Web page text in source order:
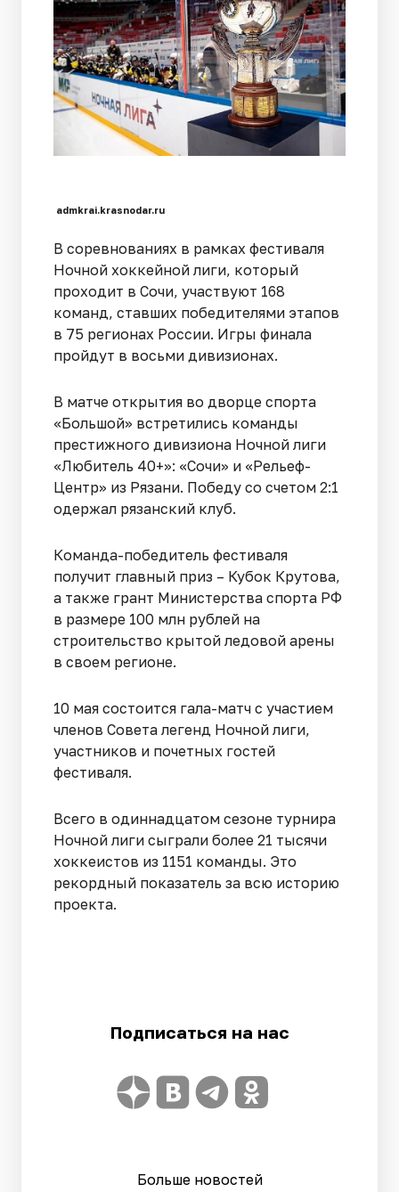
admkrai.krasnodar.ru
В соревнованиях в рамках фестиваля
Ночной хоккейной лиги, который
проходит в Сочи, участвуют 168
команд, ставших победителями этапов
в 75 регионах России. Игры финала
пройдут в восьми дивизионах.
В матче открытия во дворце спорта
«Большой» встретились команды
престижного дивизиона Ночной лиги
«Любитель 40+»: «Сочи» и «Рельеф-
Центр» из Рязани. Победу со счетом 2:1
одержал рязанский клуб.
Команда-победитель фестиваля
получит главный приз – Кубок Крутова,
а также грант Министерства спорта РФ
в размере 100 млн рублей на
строительство крытой ледовой арены
в своем регионе.
10 мая состоится гала-матч с участием
членов Совета легенд Ночной лиги,
участников и почетных гостей
фестиваля.
Всего в одиннадцатом сезоне турнира
Ночной лиги сыграли более 21 тысячи
хоккеистов из 1151 команды. Это
рекордный показатель за всю историю
проекта.
Подписаться на нас
Больше новостей